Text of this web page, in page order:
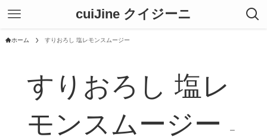
cuiJine クイジーニ
ホーム すりおろし 塩レモンスムージー
すりおろし 塩レ
モンスムージー
–